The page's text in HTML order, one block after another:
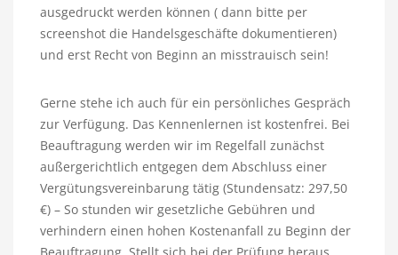
ausgedruckt werden können ( dann bitte per
screenshot die Handelsgeschäfte dokumentieren)
und erst Recht von Beginn an misstrauisch sein!
Gerne stehe ich auch für ein persönliches Gespräch
zur Verfügung. Das Kennenlernen ist kostenfrei. Bei
Beauftragung werden wir im Regelfall zunächst
außergerichtlich entgegen dem Abschluss einer
Vergütungsvereinbarung tätig (Stundensatz: 297,50
€) – So stunden wir gesetzliche Gebühren und
verhindern einen hohen Kostenanfall zu Beginn der